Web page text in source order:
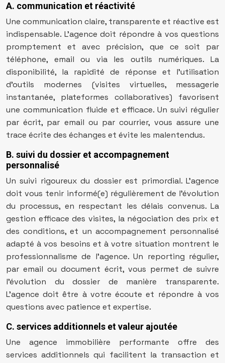
A. communication et réactivité
Une communication claire, transparente et réactive est
indispensable. L’agence doit répondre à vos questions
promptement et avec précision, que ce soit par
téléphone, email ou via les outils numériques. La
disponibilité, la rapidité de réponse et l’utilisation
d’outils modernes (visites virtuelles, messagerie
instantanée, plateformes collaboratives) favorisent
une communication fluide et efficace. Un suivi régulier
par écrit, par email ou par courrier, vous assure une
trace écrite des échanges et évite les malentendus.
B. suivi du dossier et accompagnement
personnalisé
Un suivi rigoureux du dossier est primordial. L’agence
doit vous tenir informé(e) régulièrement de l’évolution
du processus, en respectant les délais convenus. La
gestion efficace des visites, la négociation des prix et
des conditions, et un accompagnement personnalisé
adapté à vos besoins et à votre situation montrent le
professionnalisme de l’agence. Un reporting régulier,
par email ou document écrit, vous permet de suivre
l’évolution du dossier de manière transparente.
L’agence doit être à votre écoute et répondre à vos
questions avec patience et expertise.
C. services additionnels et valeur ajoutée
Une agence immobilière performante offre des
services additionnels qui facilitent la transaction et